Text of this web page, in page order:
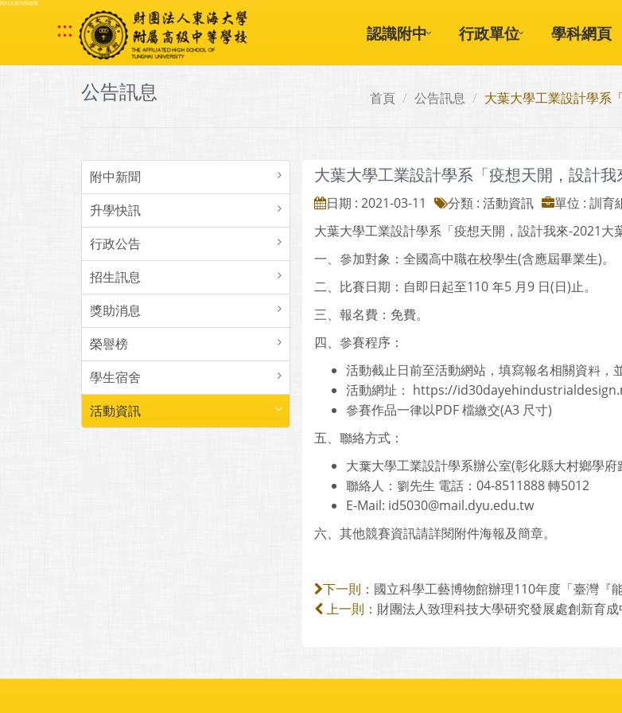
跳到主要內容區塊
::: 認識附中 行政單位 學科網頁
公告訊息 首頁 公告訊息 大葉大學工業設計學系
附中新聞
升學快訊
行政公告
招生訊息
獎助消息
榮譽榜
學生宿舍
活動資訊
大葉大學工業設計學系「疫想天開，設計
日期 : 2021-03-11 分類 : 活動資訊 單位 : 訓育
大葉大學工業設計學系「疫想天開，設計我來-2021大
一、參加對象：全國高中職在校學生(含應屆畢業生)。
二、比賽日期：自即日起至110 年5 月9 日(日)止。
三、報名費：免費。
四、參賽程序：
活動截止日前至活動網站，填寫報名相關資料，
活動網址： https://
參賽作品一律以PDF 檔繳交(A3 尺寸)
五、聯絡方式：
大葉大學工業設計學系辦公室(彰化縣大村鄉學府
聯絡人：劉先生 電話：04-8511888 轉5012
E-Mail: id5030@mail.dyu.edu.tw
六、其他競賽資訊請詳閱附件海報及簡章。
下一則： 國立科學工藝博物館辦理110年度「臺灣『
上一則： 財團法人致理科技大學研究發展處創新育